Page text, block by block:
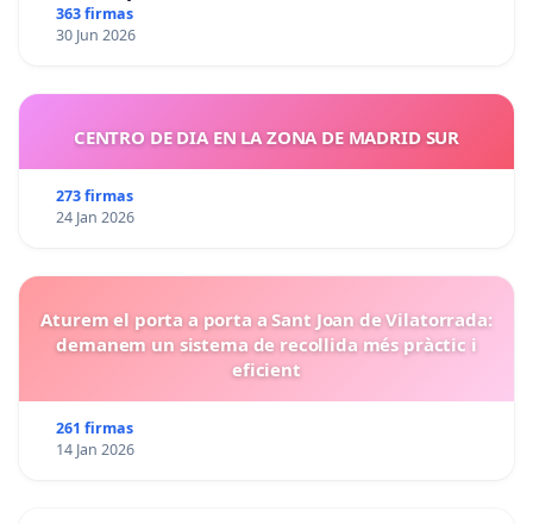
363 firmas
30 Jun 2026
CENTRO DE DIA EN LA ZONA DE MADRID SUR
273 firmas
24 Jan 2026
Aturem el porta a porta a Sant Joan de Vilatorrada:
demanem un sistema de recollida més pràctic i
eficient
261 firmas
14 Jan 2026